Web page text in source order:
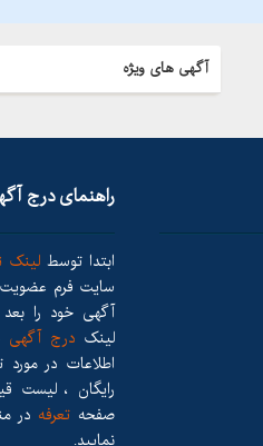
آگهی های ویژه
راهنمای درج
ابتدا توسط لینک
سایت فرم
آگهی خود را بعد
لینکدرج آگهی
اطلاعات در
رایگان ، لیست
صفحه تعرفهدر
نمایید.